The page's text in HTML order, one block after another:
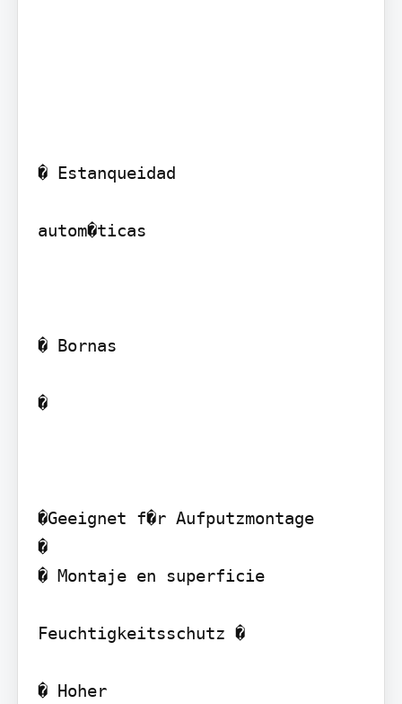
� Estanqueidad
autom�ticas
� Bornas
�
�Geeignet f�r Aufputzmontage
�
� Montaje en superficie
Feuchtigkeitsschutz �
� Hoher